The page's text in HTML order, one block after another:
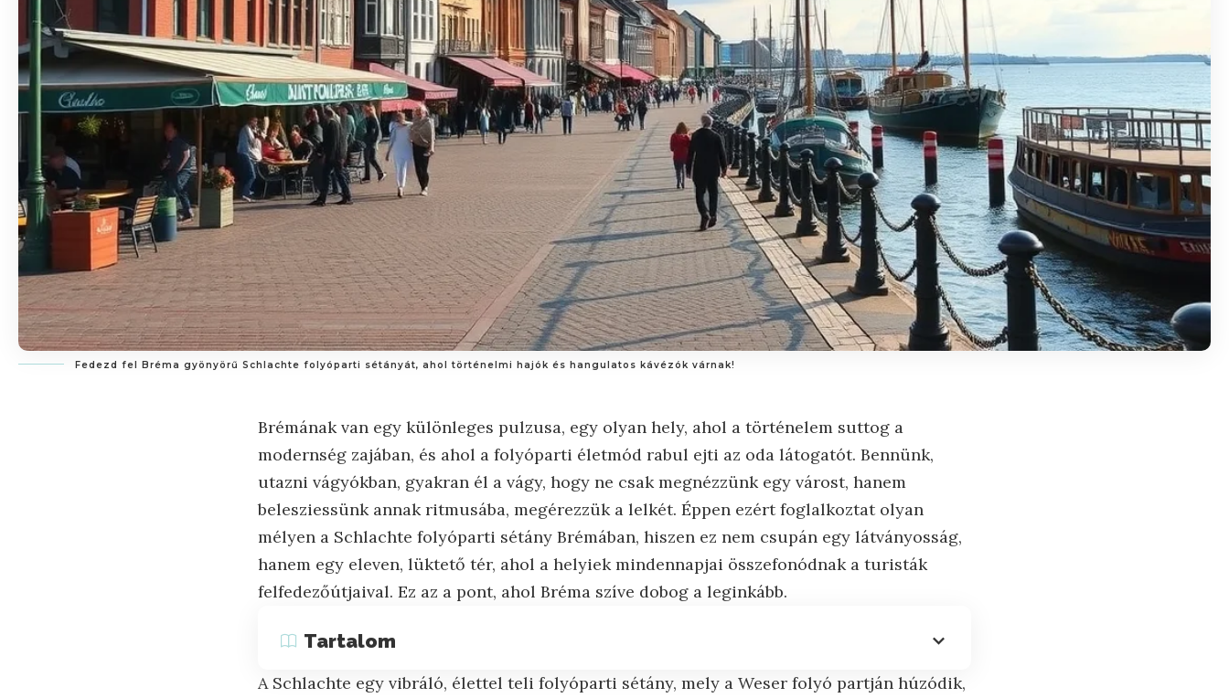
Fedezd fel Bréma gyönyörű Schlachte folyóparti sétányát, ahol történelmi hajók és hangulatos kávézók várnak!
Brémának van egy különleges pulzusa, egy olyan hely, ahol a történelem suttog a
modernség zajában, és ahol a folyóparti életmód rabul ejti az oda látogatót. Bennünk,
utazni vágyókban, gyakran él a vágy, hogy ne csak megnézzünk egy várost, hanem
belesziessünk annak ritmusába, megérezzük a lelkét. Éppen ezért foglalkoztat olyan
mélyen a Schlachte folyóparti sétány Brémában, hiszen ez nem csupán egy látványosság,
hanem egy eleven, lüktető tér, ahol a helyiek mindennapjai összefonódnak a turisták
felfedezőútjaival. Ez az a pont, ahol Bréma szíve dobog a leginkább.
Tartalom
A Schlachte egy vibráló, élettel teli folyóparti sétány, mely a Weser folyó partján húzódik,